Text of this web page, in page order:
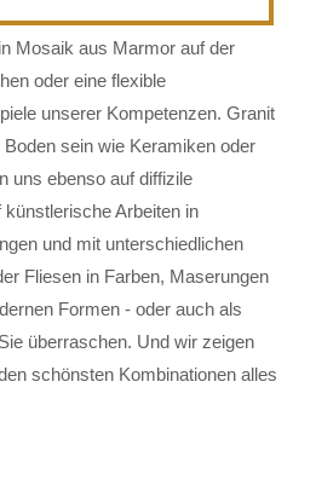
Mosaik aus Marmor auf der
oder eine flexible
unserer Kompetenzen. Granit
sein wie Keramiken oder
uns ebenso auf diffizile
Arbeiten in
und mit unterschiedlichen
Fliesen in Farben, Maserungen
Formen - oder auch als
überraschen. Und wir zeigen
schönsten Kombinationen alles